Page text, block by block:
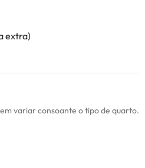
extra)
variar consoante o tipo de quarto.